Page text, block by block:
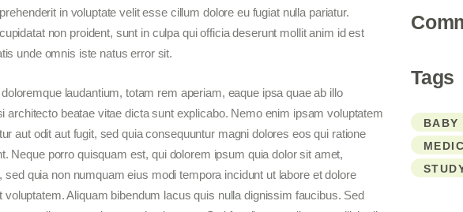
in voluptate velit esse cillum dolore eu fugiat nulla pariatur.
non proident, sunt in culpa qui officia deserunt mollit anim id est
unde omnis iste natus error sit.
laudantium, totam rem aperiam, eaque ipsa quae ab illo
architecto beatae vitae dicta sunt explicabo. Nemo enim ipsam voluptatem
aut odit aut fugit, sed quia consequuntur magni dolores eos qui ratione
Neque porro quisquam est, qui dolorem ipsum quia dolor sit amet,
sed quia non numquam eius modi tempora incidunt ut labore et dolore
voluptatem. Aliquam bibendum lacus quis nulla dignissim faucibus. Sed
Tags
BABY